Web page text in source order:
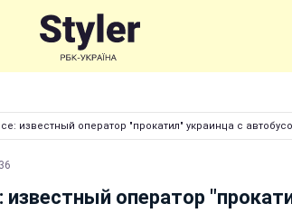
известный оператор "прокатил" украинца с
известный оператор